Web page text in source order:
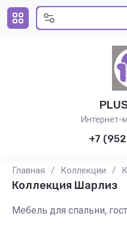
Интернет-
+7
Главная / Коллекции /
Коллекция Шарлиз
Мебель для спальни,